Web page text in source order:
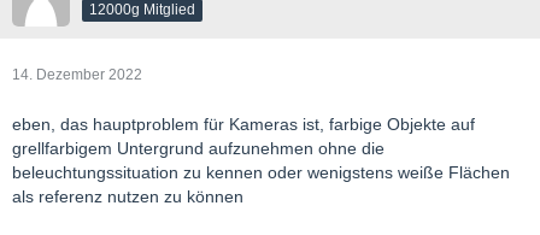
12000g Mitglied
14. Dezember 2022
eben, das hauptproblem für Kameras ist, farbige Objekte auf
grellfarbigem Untergrund aufzunehmen ohne die
beleuchtungssituation zu kennen oder wenigstens weiße Flächen
als referenz nutzen zu können